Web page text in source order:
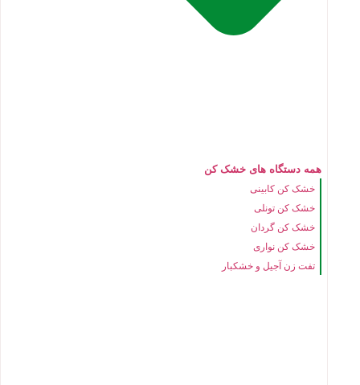
همه دستگاه های خشک کن
خشک کن کابینی
خشک کن تونلی
خشک کن گردان
خشک کن نواری
تفت زن آجیل و خشکبار